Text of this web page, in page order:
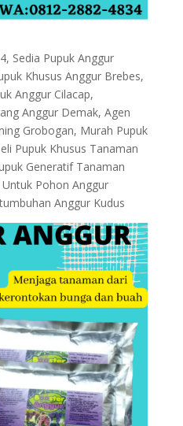
Sedia Pupuk Anggur
Khusus Anggur Brebes,
Anggur Cilacap,
Anggur Demak, Agen
Grobogan, Murah Pupuk
Pupuk Khusus Tanaman
Generatif Tanaman
Pohon Anggur
Anggur Kudus